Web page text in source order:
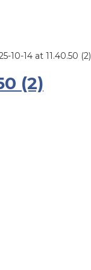
10-14 at 11.40.50 (2)
(2)